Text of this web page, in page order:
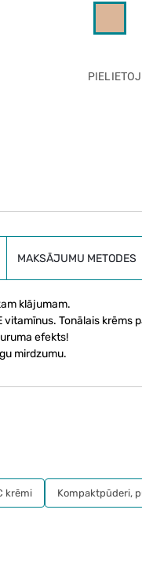
MAKSĀJUMU METODES
klājumam.
Tonālais
efekts!
mirdzumu.
krēmi Kompaktpūderi,